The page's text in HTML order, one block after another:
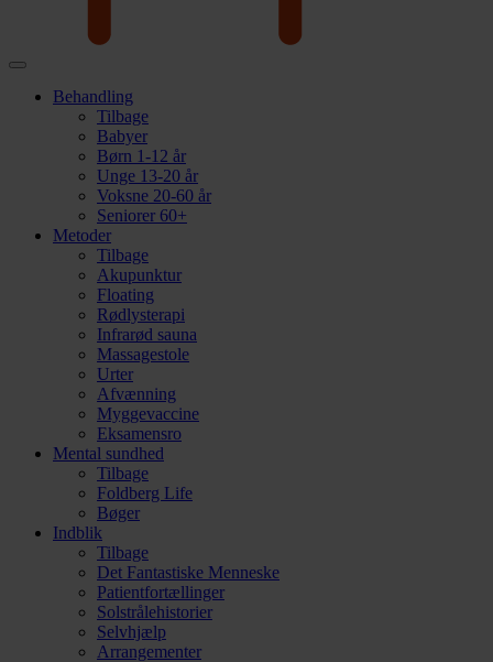
Behandling
Tilbage
Babyer
Børn 1-12 år
Unge 13-20 år
Voksne 20-60 år
Seniorer 60+
Metoder
Tilbage
Akupunktur
Floating
Rødlysterapi
Infrarød sauna
Massagestole
Urter
Afvænning
Myggevaccine
Eksamensro
Mental sundhed
Tilbage
Foldberg Life
Bøger
Indblik
Tilbage
Det Fantastiske Menneske
Patientfortællinger
Solstrålehistorier
Selvhjælp
Arrangementer